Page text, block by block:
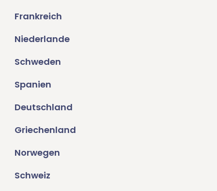
Frankreich
Niederlande
Schweden
Spanien
Deutschland
Griechenland
Norwegen
Schweiz